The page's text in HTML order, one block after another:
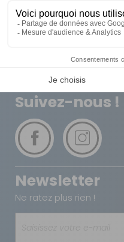
Expédié sous 72h
Carte de fidélité
Suivez-nous !
Newsletter
Ne ratez plus rien !